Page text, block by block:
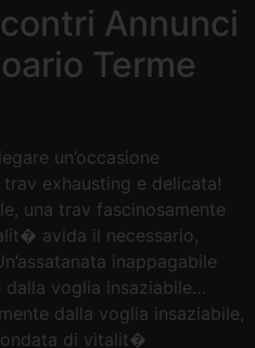
Annunci
Terme
un’occasione
exhausting e delicata!
una trav fascinosamente
avida il necessario,
inappagabile
voglia insaziabile…
dalla voglia insaziabile,
di vitalit�